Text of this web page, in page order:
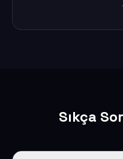
Sıkça